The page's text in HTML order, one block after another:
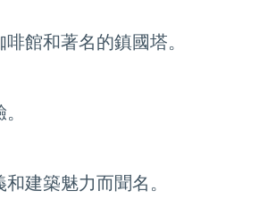
館和著名的鎮國塔。
建築魅力而聞名。